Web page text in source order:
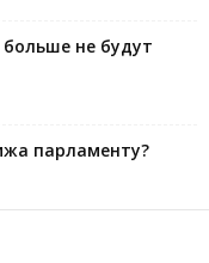
не будут
парламенту?